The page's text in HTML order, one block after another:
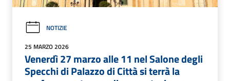
NOTIZIE
25 MARZO 2026
Venerdì 27 marzo alle 11 nel Salone degli
Specchi di Palazzo di Città si terrà la